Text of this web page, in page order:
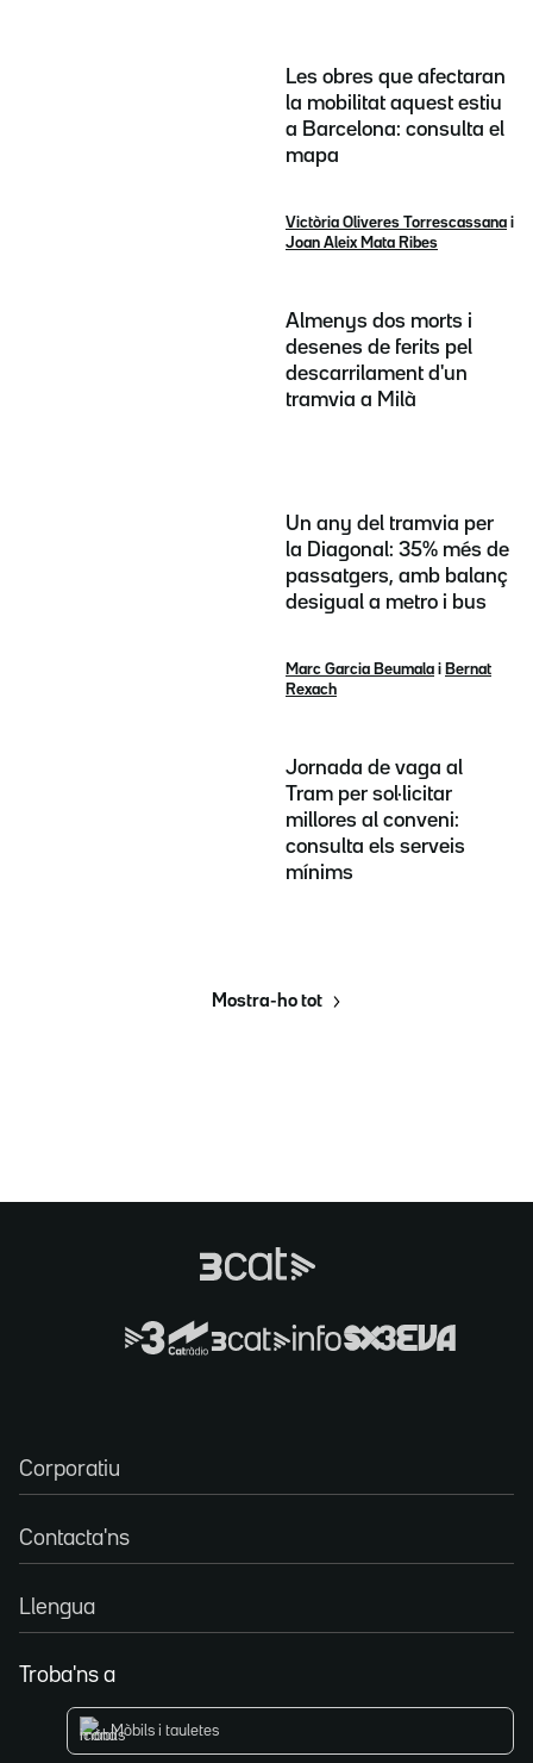
Les obres que afectaran
la mobilitat aquest estiu
a Barcelona: consulta el
mapa
Victòria Oliveres Torrescassana i
Joan Aleix Mata Ribes
Almenys dos morts i
desenes de ferits pel
descarrilament d'un
tramvia a Milà
Un any del tramvia per
la Diagonal: 35% més de
passatgers, amb balanç
desigual a metro i bus
Marc Garcia Beumala i Bernat
Rexach
Jornada de vaga al
Tram per sol·licitar
millores al conveni:
consulta els serveis
mínims
Mostra-ho tot
Corporatiu
Contacta'ns
Llengua
Troba'ns a
Mòbils i tauletes